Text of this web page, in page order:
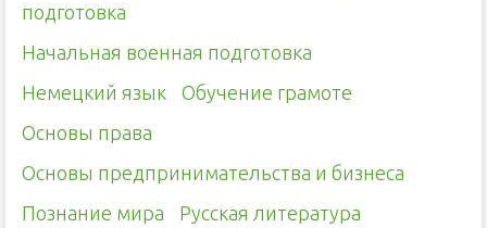
подготовка
Начальная военная подготовка
Немецкий язык
Обучение грамоте
Основы права
Основы предпринимательства и бизнеса
Познание мира
Русская литература